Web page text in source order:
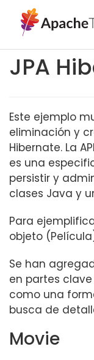
JPA
Este ejemplo
eliminación y
Hibernate. La
es una
persistir y
clases Java y
Para
objeto
Se han
en partes
como una
busca de
Movie